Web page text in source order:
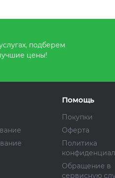
подберем
цены!
Помощь
Покупки
Оферта
Политика
Обращение в
сервисную